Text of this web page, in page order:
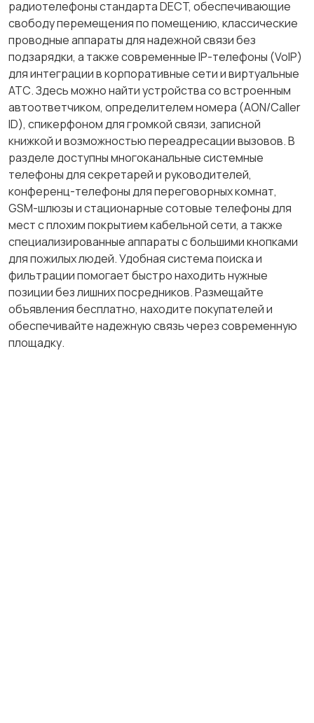
радиотелефоны стандарта DECT, обеспечивающие
свободу перемещения по помещению, классические
проводные аппараты для надежной связи без
подзарядки, а также современные IP-телефоны (VoIP)
для интеграции в корпоративные сети и виртуальные
АТС. Здесь можно найти устройства со встроенным
автоответчиком, определителем номера (AON/Caller
ID), спикерфоном для громкой связи, записной
книжкой и возможностью переадресации вызовов. В
разделе доступны многоканальные системные
телефоны для секретарей и руководителей,
конференц-телефоны для переговорных комнат,
GSM-шлюзы и стационарные сотовые телефоны для
мест с плохим покрытием кабельной сети, а также
специализированные аппараты с большими кнопками
для пожилых людей. Удобная система поиска и
фильтрации помогает быстро находить нужные
позиции без лишних посредников. Размещайте
объявления бесплатно, находите покупателей и
обеспечивайте надежную связь через современную
площадку.